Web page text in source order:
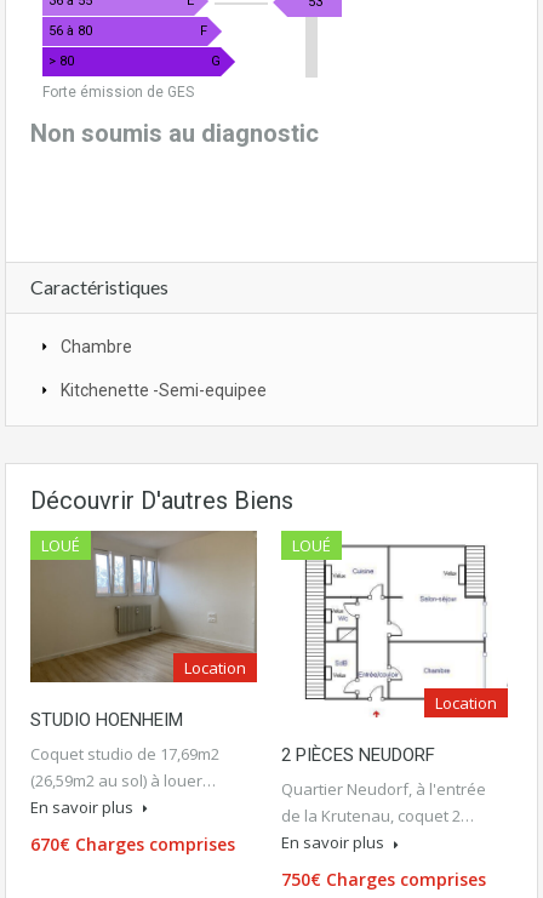
56 à 80
F
> 80
G
Forte émission de GES
Non soumis au diagnostic
Caractéristiques
Chambre
Kitchenette -Semi-equipee
Découvrir D'autres Biens
LOUÉ
Location
STUDIO HOENHEIM
Coquet studio de 17,69m2
(26,59m2 au sol) à louer…
En savoir plus
670€ Charges comprises
LOUÉ
Location
2 PIÈCES NEUDORF
Quartier Neudorf, à l'entrée
de la Krutenau, coquet 2…
En savoir plus
750€ Charges comprises